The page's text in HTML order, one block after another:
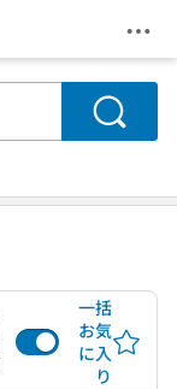
メ
検索
一括
お気
に入
り